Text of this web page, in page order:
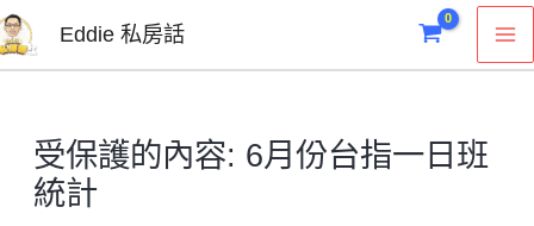
跳
至
Eddie 私房話
受保護的內容: 6月份台指一日班
統計